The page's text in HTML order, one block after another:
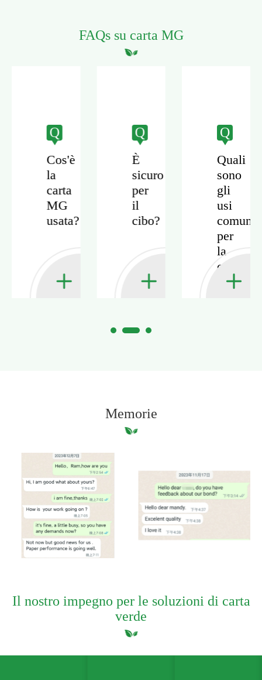
FAQs su carta MG
Q
Cos'è
la
carta
MG
usata?
Q
È
sicuro
per
il
cibo?
Q
Quali
sono
gli
usi
comuni
per
la
carta
MG?
Memorie
Il nostro impegno per le soluzioni di carta
verde